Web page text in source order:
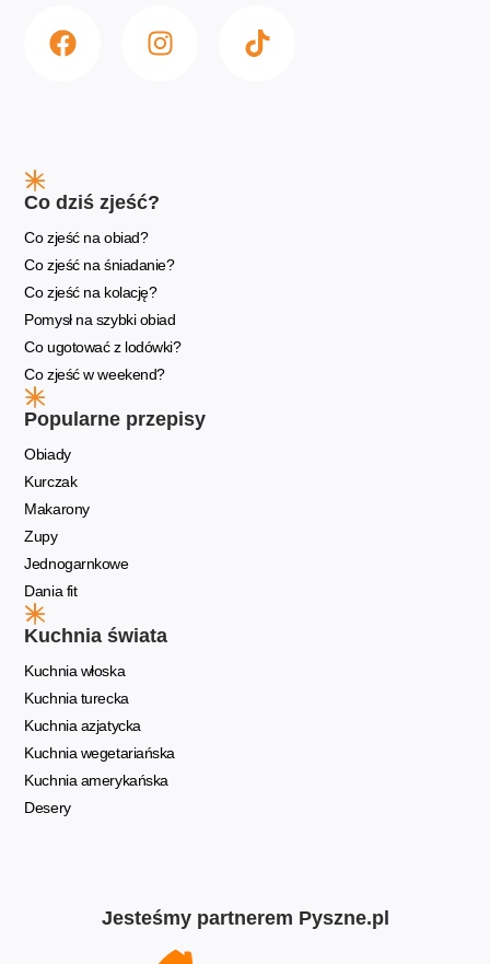
Co dziś zjeść?
Co zjeść na obiad?
Co zjeść na śniadanie?
Co zjeść na kolację?
Pomysł na szybki obiad
Co ugotować z lodówki?
Co zjeść w weekend?
Popularne przepisy
Obiady
Kurczak
Makarony
Zupy
Jednogarnkowe
Dania fit
Kuchnia świata
Kuchnia włoska
Kuchnia turecka
Kuchnia azjatycka
Kuchnia wegetariańska
Kuchnia amerykańska
Desery
Jesteśmy partnerem Pyszne.pl